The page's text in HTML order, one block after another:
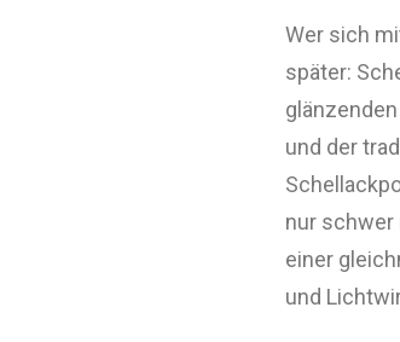
Wer sich
später:
und der
nur schwer
einer
und